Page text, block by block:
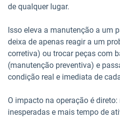
de qualquer lugar.
Isso eleva a manutenção a um
deixa de apenas reagir a um
corretiva) ou trocar peças com
(manutenção preventiva) e
condição real e imediata de
O impacto na operação é
inesperadas e mais tempo de